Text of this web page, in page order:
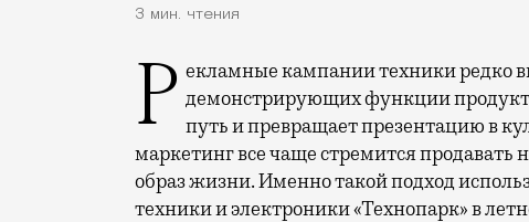
3 мин. чтения
Рекламные кампании техники редко выходят за рамки привычных съемок, демонстрирующих функции
путь и превращает презентацию в
маркетинг все чаще стремится продавать
образ жизни. Именно такой подход
техники и электроники «Технопарк» в